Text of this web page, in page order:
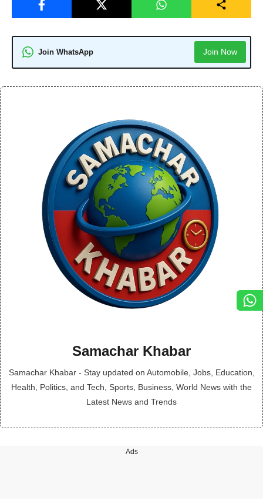
Join WhatsApp Join Now
Samachar Khabar
Samachar Khabar - Stay updated on Automobile, Jobs, Education,
Health, Politics, and Tech, Sports, Business, World News with the
Latest News and Trends
Ads